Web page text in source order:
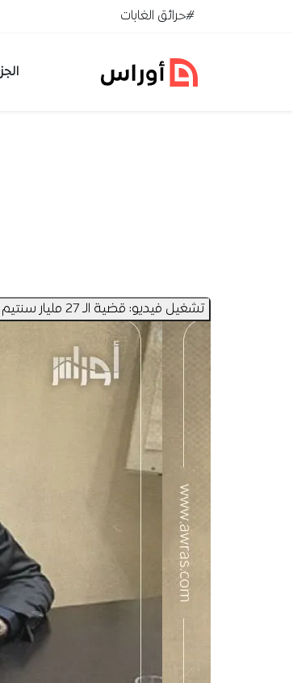
تخطي إلى المحتوى#حرائق الغابات
تشغيل فيديو: قضية الـ 27 مليار سنتيم